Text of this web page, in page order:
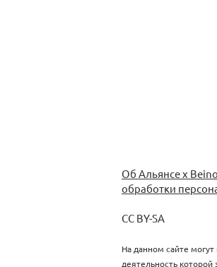
Об Альянсе х
обработки
CC BY-SA
На данном сайте
деятельность